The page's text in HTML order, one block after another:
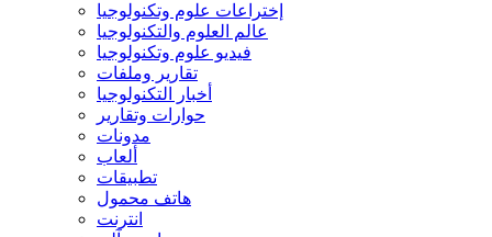
إختراعات علوم وتكنولوجيا
عالم العلوم والتكنولوجيا
فيديو علوم وتكنولوجيا
تقارير وملفات
أخبار التكنولوجيا
حوارات وتقارير
مدونات
ألعاب
تطبيقات
هاتف محمول
انترنت